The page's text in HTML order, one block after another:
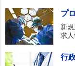
プ
新
求人
行